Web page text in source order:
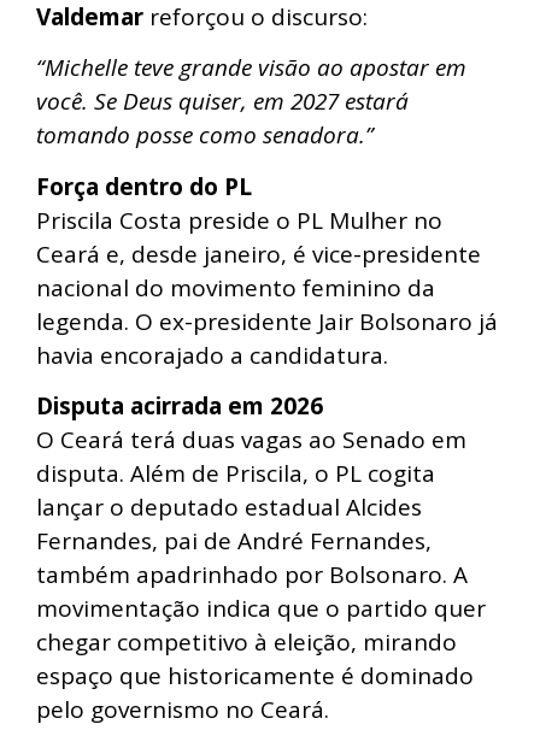
Valdemar reforçou o discurso:
“Michelle teve grande visão ao apostar em
você. Se Deus quiser, em 2027 estará
tomando posse como senadora.”
Força dentro do PL
Priscila Costa preside o PL Mulher no
Ceará e, desde janeiro, é vice-presidente
nacional do movimento feminino da
legenda. O ex-presidente Jair Bolsonaro já
havia encorajado a candidatura.
Disputa acirrada em 2026
O Ceará terá duas vagas ao Senado em
disputa. Além de Priscila, o PL cogita
lançar o deputado estadual Alcides
Fernandes, pai de André Fernandes,
também apadrinhado por Bolsonaro. A
movimentação indica que o partido quer
chegar competitivo à eleição, mirando
espaço que historicamente é dominado
pelo governismo no Ceará.